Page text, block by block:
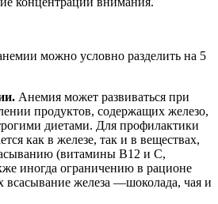
можно условно разделить на 5
Анемия может развиваться при
продуктов, содержащих железо,
диетами. Для профилактики
как в железе, так и в веществах,
(витамины B12 и С,
иногда ограничению в рационе
железа —шоколада, чая и